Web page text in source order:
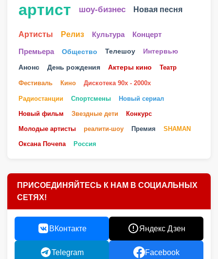
артист шоу-бизнес Новая песня
Артисты Релиз Культура Концерт
Премьера Общество Телешоу Интервью
Анонс День рождения Актеры кино Театр
Фестиваль Кино Дискотека 90х - 2000х
Радиостанции Спортсмены Новый сериал
Новый фильм Звездные дети Конкурс
Молодые артисты реалити-шоу Премия SHAMAN
Оксана Почепа Россия
ПРИСОЕДИНЯЙТЕСЬ К НАМ В СОЦИАЛЬНЫХ
СЕТЯХ!
ВКонтакте Яндекс Дзен
Telegram Facebook